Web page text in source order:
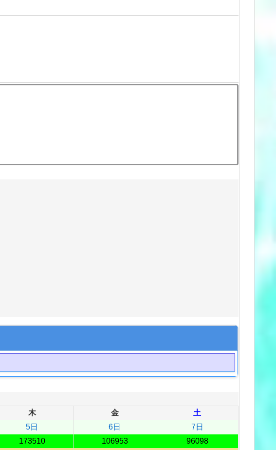
木 金
土
5日
173510
6日
106953
7日
96098